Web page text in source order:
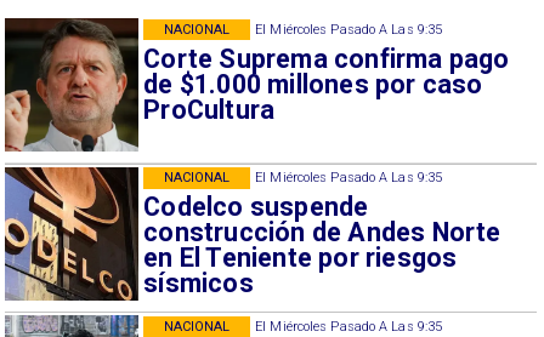
El Miércoles Pasado A Las 9:35
Corte Suprema confirma pago
de $1.000 millones por caso
ProCultura
NACIONAL
El Miércoles Pasado A Las 9:35
Codelco suspende
construcción de Andes Norte
en El Teniente por riesgos
sísmicos
NACIONAL
El Miércoles Pasado A Las 9:35
NACIONAL